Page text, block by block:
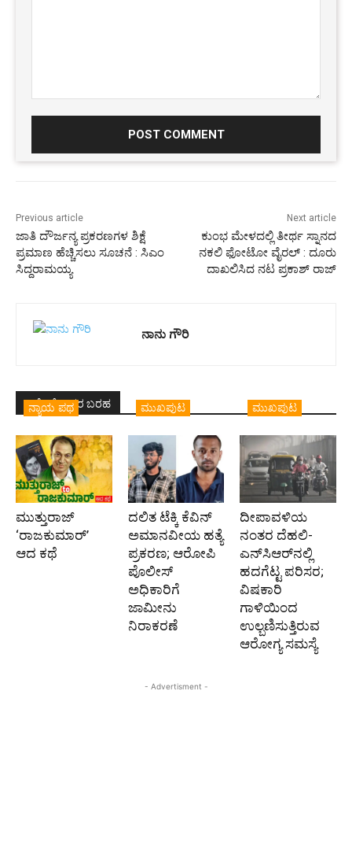
Previous article
ಜಾತಿ ದೌರ್ಜನ್ಯ ಪ್ರಕರಣಗಳ ಶಿಕ್ಷೆ
ಪ್ರಮಾಣ ಹೆಚ್ಚಿಸಲು ಸೂಚನೆ : ಸಿಎಂ
ಸಿದ್ದರಾಮಯ್ಯ
Next article
ಕುಂಭ ಮೇಳದಲ್ಲಿ ತೀರ್ಥ ಸ್ನಾನದ
ನಕಲಿ ಫೋಟೋ ವೈರಲ್ :‌ ದೂರು
ದಾಖಲಿಸಿದ ನಟ ಪ್ರಕಾಶ್ ರಾಜ್
ನಾನು ಗೌರಿ
ಇದೇ ಲೇಖಕರ ಬರಹ
ನ್ಯಾಯ ಪಥ
ಮುತ್ತುರಾಜ್
‘ರಾಜಕುಮಾರ್‍’
ಆದ ಕಥೆ
ಮುಖಪುಟ
ದಲಿತ ಟೆಕ್ಕಿ ಕೆವಿನ್
ಅಮಾನವೀಯ ಹತ್ಯೆ
ಪ್ರಕರಣ; ಆರೋಪಿ
ಪೊಲೀಸ್‌
ಅಧಿಕಾರಿಗೆ
ಜಾಮೀನು
ನಿರಾಕರಣೆ
ಮುಖಪುಟ
ದೀಪಾವಳಿಯ
ನಂತರ ದೆಹಲಿ-
ಎನ್‌ಸಿಆರ್‌ನಲ್ಲಿ
ಹದಗೆಟ್ಟ ಪರಿಸರ;
ವಿಷಕಾರಿ
ಗಾಳಿಯಿಂದ
ಉಲ್ಬಣಿಸುತ್ತಿರುವ
ಆರೋಗ್ಯ ಸಮಸ್ಯೆ
- Advertisment -